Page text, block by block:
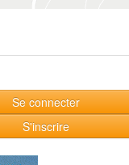
Se connecter
S'inscrire